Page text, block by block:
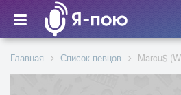
Главная Список певцов Marcu$